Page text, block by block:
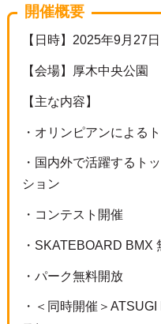
開催概要
【日時】2025年9月27
【会場】厚木中央公園
【主な内容】
・オリンピアンによる
・国内外で活躍するト
ション
・コンテスト開催
・SKATEBOARD BMX
・パーク無料開放
・＜同時開催＞